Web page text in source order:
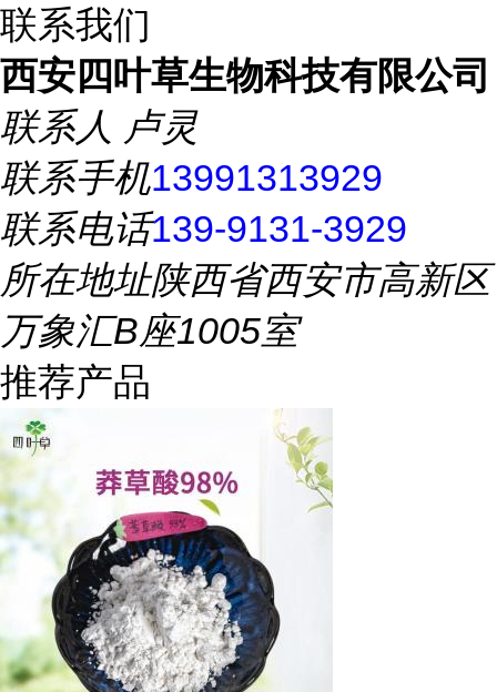
联系我们
西安四叶草生物科技有限公司
联系人 卢灵
联系手机13991313929
联系电话139-9131-3929
所在地址陕西省西安市高新区
万象汇B座1005室
推荐产品